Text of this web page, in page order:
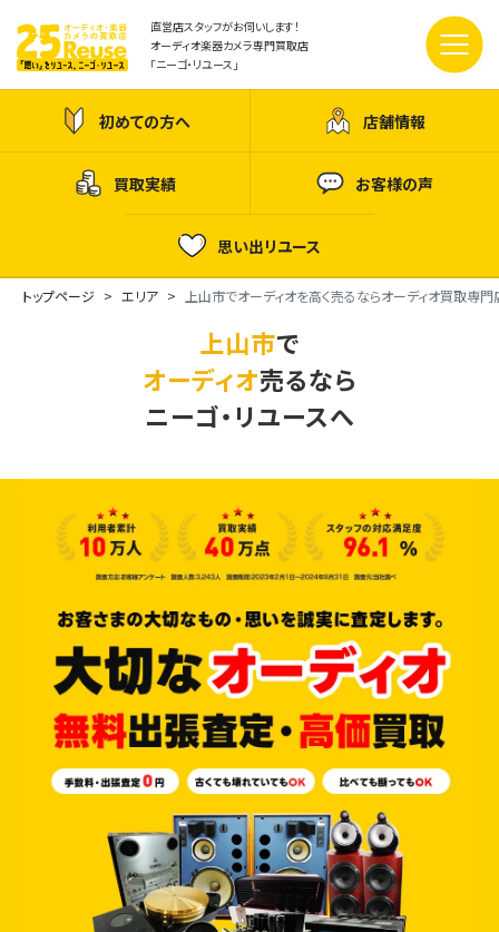
直営店スタッフがお伺いします！
オーディオ楽器カメラ専門買取店
「ニーゴ・リユース」
初めての方へ 店舗情報
買取実績 お客様の声
思い出リユース
トップページ エリア 上山市でオーディオを高く売るならオーディオ買取専門
上山市で
オーディオ売るなら
ニーゴ・リユースへ